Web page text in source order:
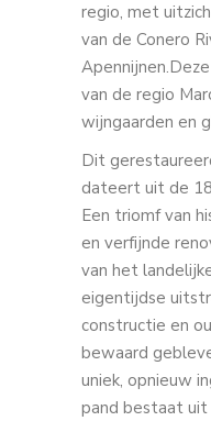
regio, met
van de Conero
van de regio
wijngaarden en
Dit
dateert uit de
Een triomf van
en verfijnde
van het
eigentijdse
constructie en
bewaard
uniek, opnieuw
pand bestaat